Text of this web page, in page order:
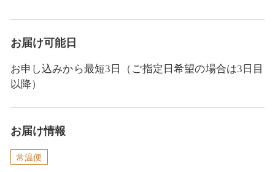
お届け可能日
お申し込みから最短3日（ご指定日希望の場合は3日目
以降）
お届け情報
常温便